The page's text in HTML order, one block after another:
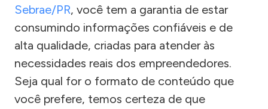
Sebrae/PR, você tem a garantia de estar
consumindo informações confiáveis e de
alta qualidade, criadas para atender às
necessidades reais dos empreendedores.
Seja qual for o formato de conteúdo que
você prefere, temos certeza de que